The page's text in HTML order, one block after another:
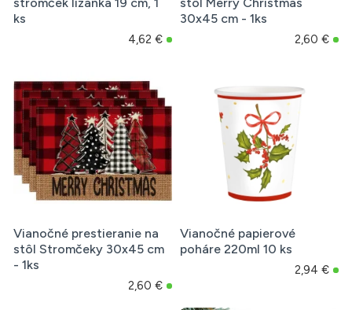
stromček lízanka 19 cm, 1
ks
4,62 €
stôl Merry Christmas
30x45 cm - 1ks
2,60 €
Vianočné prestieranie na
stôl Stromčeky 30x45 cm
- 1ks
2,60 €
Vianočné papierové
poháre 220ml 10 ks
2,94 €